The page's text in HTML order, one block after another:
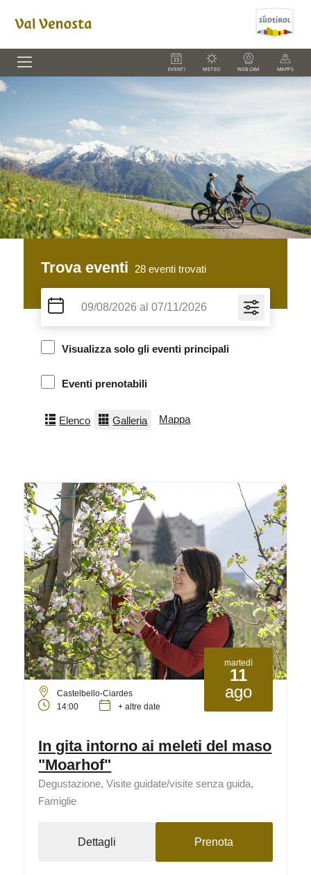
EVENTI METEO WEBCAM MAPPS
Trova eventi 28 eventi trovati
Visualizza solo gli eventi principali
Eventi prenotabili
Elenco Galleria Mappa
martedì
11
ago
Castelbello-Ciardes
14:00
+ altre date
In gita intorno ai meleti del maso
"Moarhof"
Degustazione, Visite guidate/visite senza guida,
Famiglie
Dettagli Prenota